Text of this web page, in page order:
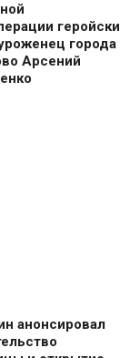
геройски
города
Арсений
анонсировал